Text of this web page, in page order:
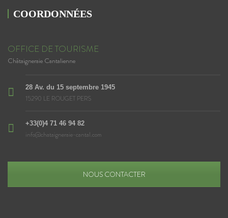
COORDONNÉES
OFFICE DE TOURISME
Châtaigneraie Cantalienne
28 Av. du 15 septembre 1945
15290 LE ROUGET PERS
+33(0)4 71 46 94 82
info@chataigneraie-cantal.com
NOUS CONTACTER